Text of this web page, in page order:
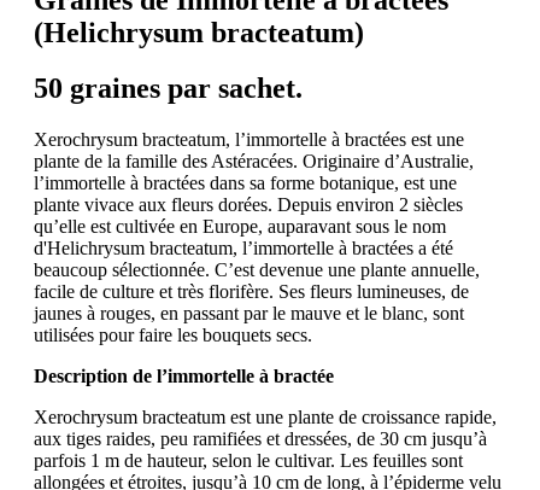
(Helichrysum bracteatum)
50 graines par sachet.
Xerochrysum bracteatum, l’immortelle à bractées est une
plante de la famille des Astéracées. Originaire d’Australie,
l’immortelle à bractées dans sa forme botanique, est une
plante vivace aux fleurs dorées. Depuis environ 2 siècles
qu’elle est cultivée en Europe, auparavant sous le nom
d'Helichrysum bracteatum, l’immortelle à bractées a été
beaucoup sélectionnée. C’est devenue une plante annuelle,
facile de culture et très florifère. Ses fleurs lumineuses, de
jaunes à rouges, en passant par le mauve et le blanc, sont
utilisées pour faire les bouquets secs.
Description de l’immortelle à bractée
Xerochrysum bracteatum est une plante de croissance rapide,
aux tiges raides, peu ramifiées et dressées, de 30 cm jusqu’à
parfois 1 m de hauteur, selon le cultivar. Les feuilles sont
allongées et étroites, jusqu’à 10 cm de long, à l’épiderme velu